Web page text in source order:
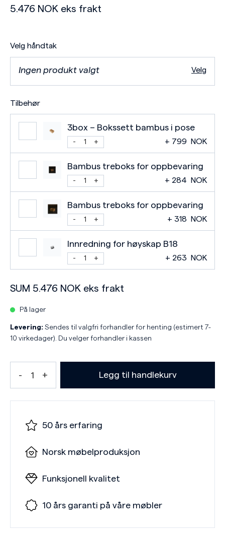
5.476 NOK eks frakt
Velg håndtak
Ingen produkt valgt Velg
Tilbehør
3box – Bokssett bambus i pose
+ 799 NOK
Bambus treboks for oppbevaring
+ 284 NOK
Bambus treboks for oppbevaring
+ 318 NOK
Innredning for høyskap B18
+ 263 NOK
SUM 5.476 NOK eks frakt
På lager
Levering: Sendes til valgfri forhandler for henting (estimert 7-
10 virkedager). Du velger forhandler i kassen
Legg til handlekurv
50 års erfaring
Norsk møbelproduksjon
Funksjonell kvalitet
10 års garanti på våre møbler